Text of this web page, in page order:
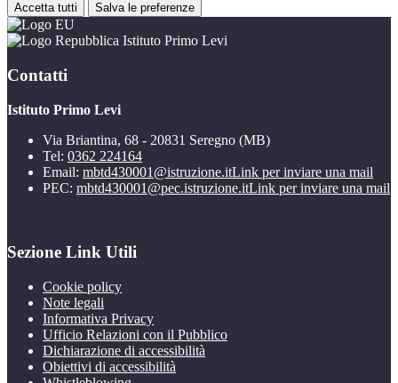
Accetta tutti Salva le preferenze
Istituto Primo Levi
Contatti
Istituto Primo Levi
Via Briantina, 68 - 20831 Seregno (MB)
Tel: 0362 224164
Email: mbtd430001@istruzione.itLink per inviare una mail
PEC: mbtd430001@pec.istruzione.itLink per inviare una mail
Sezione Link Utili
Cookie policy
Note legali
Informativa Privacy
Ufficio Relazioni con il Pubblico
Dichiarazione di accessibilità
Obiettivi di accessibilità